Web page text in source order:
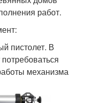
работ.
пистолет. В
механизма